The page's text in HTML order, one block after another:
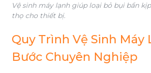
Vệ sinh máy lạnh giúp loại bỏ bụi bẩn
thọ cho thiết bị.
Quy Trình Vệ Sinh Máy
Bước Chuyên Nghiệp